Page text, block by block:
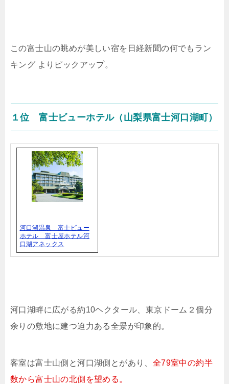
この富士山の眺めが美しい宿を日経新聞の何でもラン
キング よりピックアップ。
１位 富士ビューホテル（山梨県富士河口湖町）
河口湖温泉 富士ビュー
ホテル 富士屋ホテル河
口湖アネックス
河口湖畔に広がる約10ヘクタール、東京ドーム２個分
余りの敷地に建つ迫力ある全景が印象的。
客室は富士山側と河口湖側とがあり、 全79室中の約半
数から富士山の北側を望める。